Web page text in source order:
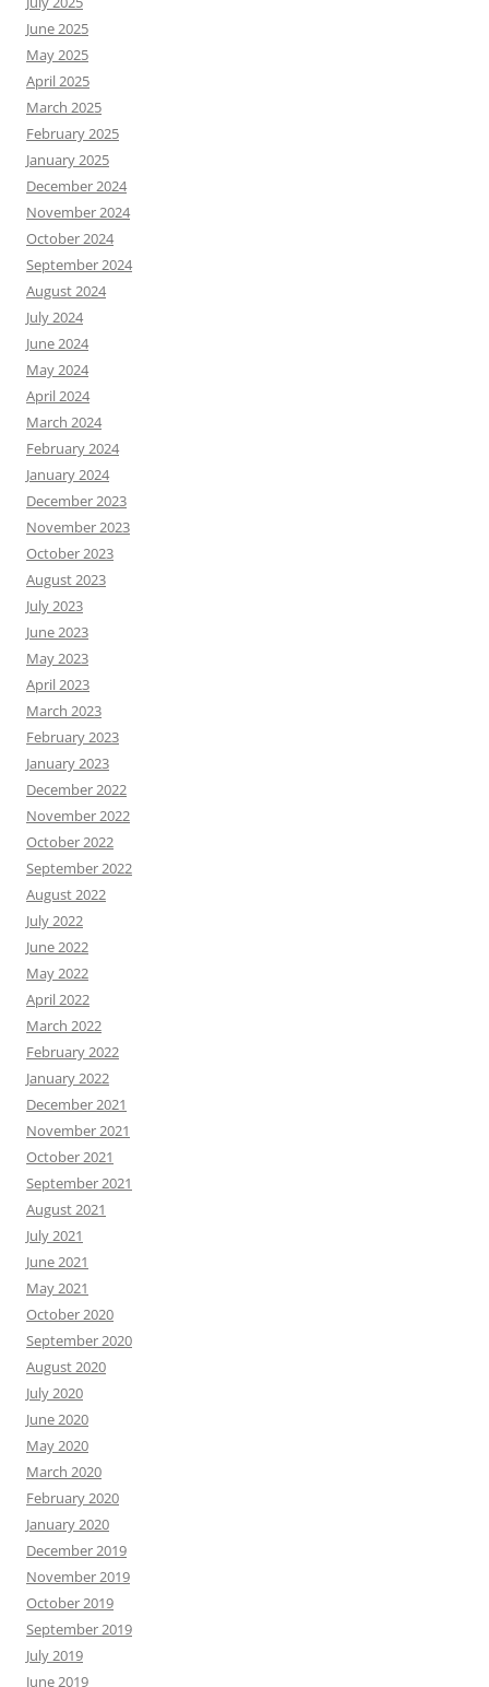
June 2025
May 2025
April 2025
March 2025
February 2025
January 2025
December 2024
November 2024
October 2024
September 2024
August 2024
July 2024
June 2024
May 2024
April 2024
March 2024
February 2024
January 2024
December 2023
November 2023
October 2023
August 2023
July 2023
June 2023
May 2023
April 2023
March 2023
February 2023
January 2023
December 2022
November 2022
October 2022
September 2022
August 2022
July 2022
June 2022
May 2022
April 2022
March 2022
February 2022
January 2022
December 2021
November 2021
October 2021
September 2021
August 2021
July 2021
June 2021
May 2021
October 2020
September 2020
August 2020
July 2020
June 2020
May 2020
March 2020
February 2020
January 2020
December 2019
November 2019
October 2019
September 2019
July 2019
June 2019